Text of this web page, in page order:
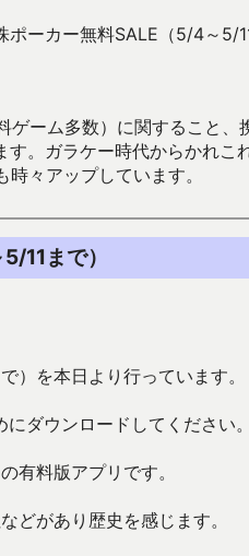
ポーカー無料SALE（5/4～5/
ーム多数）に関すること
す。ガラケー時代からか
々アップしています。
11まで）
）を本日より行っています。
ダウンロードしてください。
有料版アプリです。
どがあり歴史を感じます。